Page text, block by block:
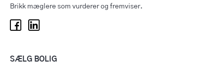
Brikk mæglere som vurderer og fremviser.
SÆLG BOLIG